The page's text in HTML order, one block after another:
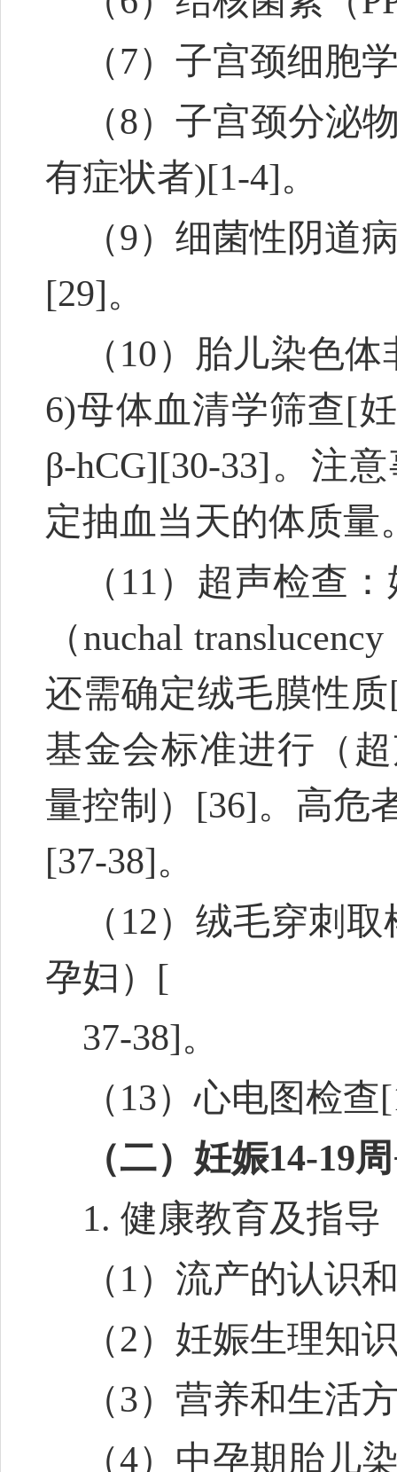
（7）子宫颈细胞
（8）子宫颈分泌
有症状者)[1-4]。
（9）细菌性阴道
[29]。
（10）胎儿染色
6)母体血清学筛查[
β-hCG][30-33]。注
定抽血当天的体质量
（11）超声检查
（nuchal
还需确定绒毛膜性质
基金会标准进行（
量控制） [36]。高危
[37-38]。
（12）绒毛穿刺
孕妇） [
37-38]。
（13）心电图检查
（二）妊娠14-19
1. 健康教育及指导
（1）流产的认识
（2）妊娠生理知
（3）营养和生活
（4）中孕期胎儿